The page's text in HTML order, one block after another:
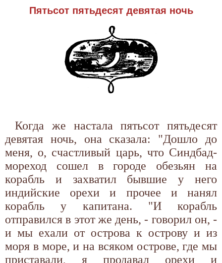
Пятьсот пятьдесят девятая ночь
Когда же настала пятьсот пятьдесят
девятая ночь, она сказала: "Дошло до
меня, о, счастливый царь, что Синдбад-
мореход сошел в городе обезьян на
корабль и захватил бывшие у него
индийские орехи и прочее и нанял
корабль у капитана. "И корабль
отправился в этот же день, - говорил он, -
и мы ехали от острова к острову и из
моря в море, и на всяком острове, где мы
приставали, я продавал орехи и